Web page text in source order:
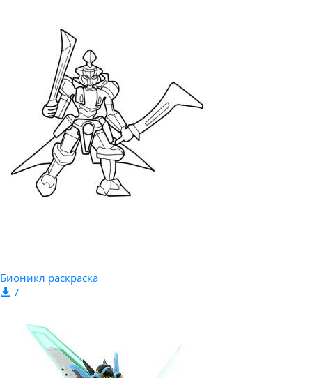
Бионикл раскраска
7